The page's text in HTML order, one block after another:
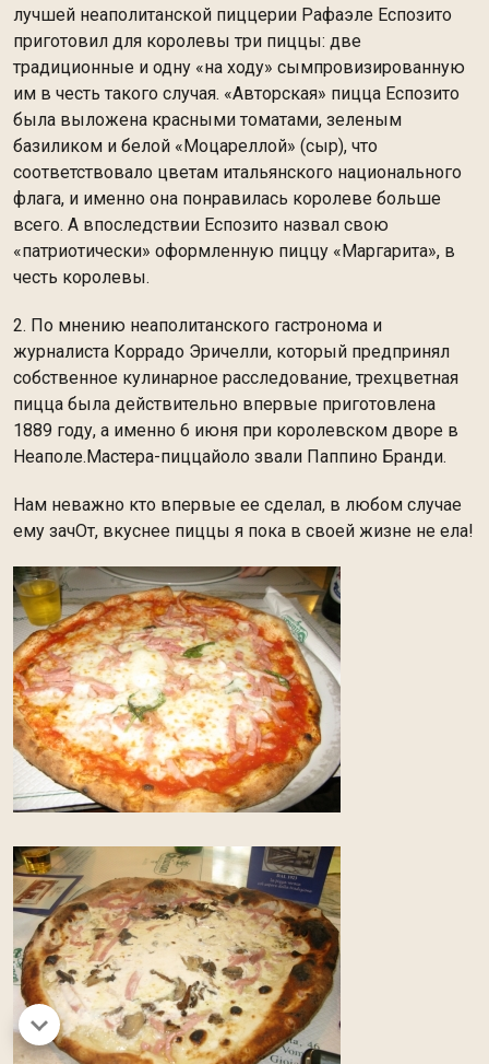
лучшей неаполитанской пиццерии Рафаэле Еспозито
приготовил для королевы три пиццы: две
традиционные и одну «на ходу» сымпровизированную
им в честь такого случая. «Авторская» пицца Еспозито
была выложена красными томатами, зеленым
базиликом и белой «Моцареллой» (сыр), что
соответствовало цветам итальянского национального
флага, и именно она понравилась королеве больше
всего. А впоследствии Еспозито назвал свою
«патриотически» оформленную пиццу «Маргарита», в
честь королевы.
2. По мнению неаполитанского гастронома и
журналиста Коррадо Эричелли, который предпринял
собственное кулинарное расследование, трехцветная
пицца была действительно впервые приготовлена
1889 году, а именно 6 июня при королевском дворе в
Неаполе.Мастера-пиццайоло звали Паппино Бранди.
Нам неважно кто впервые ее сделал, в любом случае
ему зачОт, вкуснее пиццы я пока в своей жизне не ела!